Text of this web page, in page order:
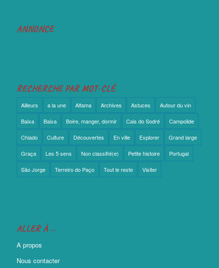
ANNONCE
RECHERCHE PAR MOT-CLÉ
Ailleurs a la une Alfama Archives Astuces Autour du vin
Baixa Baixa Boire, manger, dormir Cais do Sodré Campolide
Chiado Culture Découvertes En ville Explorer Grand large
Graça Les 5 sens Non classifié(e) Petite histoire Portugal
São Jorge Terreiro do Paço Tout le reste Visiter
ALLER À …
A propos
Nous contacter